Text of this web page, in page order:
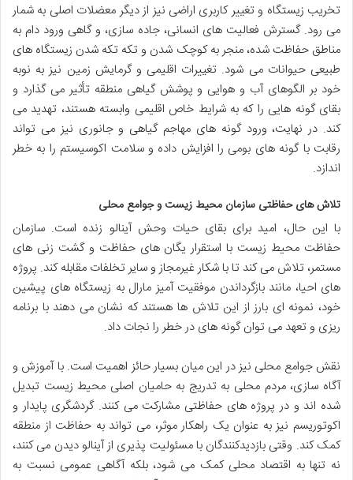
تخریب زیستگاه و تغییر کاربری اراضی نیز از دیگر معضلات اصلی به شمار
می رود. گسترش فعالیت های انسانی، جاده سازی، و گاهی ورود دام به
مناطق حفاظت شده، منجر به کوچک شدن و تکه تکه شدن زیستگاه های
طبیعی حیوانات می شود. تغییرات اقلیمی و گرمایش زمین نیز به نوبه
خود بر الگوهای آب و هوایی و پوشش گیاهی منطقه تأثیر می گذارد و
بقای گونه هایی را که به شرایط خاص اقلیمی وابسته هستند، تهدید می
کند. در نهایت، ورود گونه های مهاجم گیاهی و جانوری نیز می تواند
رقابت با گونه های بومی را افزایش داده و سلامت اکوسیستم را به خطر
اندازد.
تلاش های حفاظتی سازمان محیط زیست و جوامع محلی
با این حال، امید برای بقای حیات وحش آینالو زنده است. سازمان
حفاظت محیط زیست با استقرار یگان های حفاظت و گشت زنی های
مستمر، تلاش می کند تا با شکار غیرمجاز و سایر تخلفات مقابله کند. پروژه
های احیا، مانند بازگرداندن موفقیت آمیز مارال به زیستگاه های پیشین
خود، نمونه ای بارز از این تلاش ها هستند که نشان می دهند با برنامه
ریزی و تعهد می توان گونه های در خطر را نجات داد.
نقش جوامع محلی نیز در این میان بسیار حائز اهمیت است. با آموزش و
آگاه سازی، مردم محلی به تدریج به حامیان اصلی محیط زیست تبدیل
شده اند و در پروژه های حفاظتی مشارکت می کنند. گردشگری پایدار و
اکوتوریسم نیز به عنوان یک راهکار موثر، می تواند به حفاظت از منطقه
کمک کند. وقتی بازدیدکنندگان با مسئولیت پذیری از آینالو دیدن می کنند،
نه تنها به اقتصاد محلی کمک می شود، بلکه آگاهی عمومی نسبت به